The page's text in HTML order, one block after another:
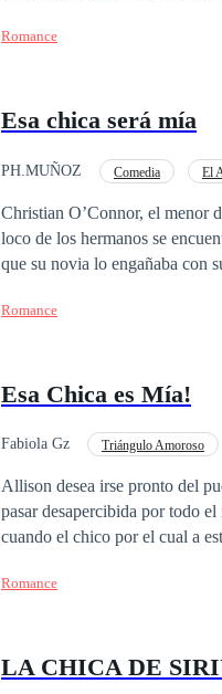
vida de manera radical y le
Romance
Esa chica será mía
PH.MUÑOZ Comedia El
Christian O’Connor, el menor
loco de los hermanos se
que su novia lo engañaba con
todos los cielos y a cada santo
que es en su trabajo. Es un
Además, ya no le importaba
le interesan, pues, después de
tranquila vida en Dublín. Pero
cuenta. Ella lo ningunea. Ella
Romance
Esa Chica es Mía!
Fabiola Gz Triángulo Amoroso
Allison desea irse pronto del
pasar desapercibida por todo
cuando el chico por el cual a
agradables, otras no tanto,
Romance
LA CHICA DE